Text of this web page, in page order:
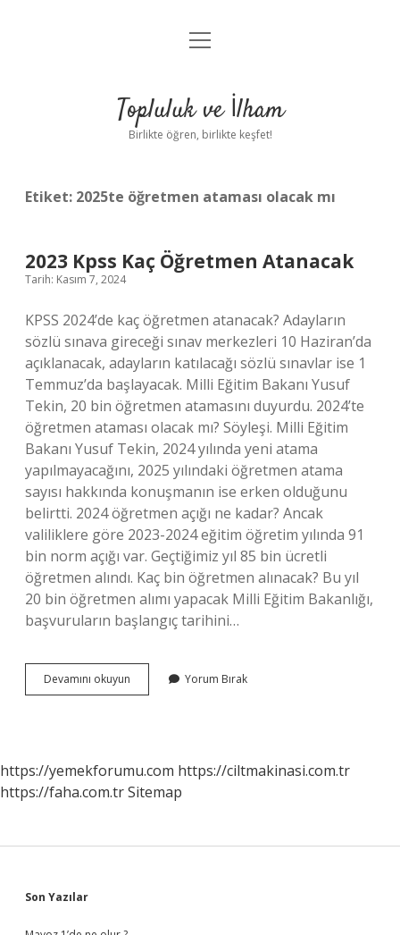
Anasayfa
Yasal Uyarı
menüyü
Topluluk ve İlham
Birlikte öğren, birlikte keşfet!
Etiket: 2025te öğretmen ataması olacak mı
2023 Kpss Kaç Öğretmen Atanacak
Tarih: Kasım 7, 2024
KPSS 2024’de kaç öğretmen atanacak? Adayların
sözlü sınava gireceği sınav merkezleri 10 Haziran’da
açıklanacak, adayların katılacağı sözlü sınavlar ise 1
Temmuz’da başlayacak. Milli Eğitim Bakanı Yusuf
Tekin, 20 bin öğretmen atamasını duyurdu. 2024’te
öğretmen ataması olacak mı? Söyleşi. Milli Eğitim
Bakanı Yusuf Tekin, 2024 yılında yeni atama
yapılmayacağını, 2025 yılındaki öğretmen atama
sayısı hakkında konuşmanın ise erken olduğunu
belirtti. 2024 öğretmen açığı ne kadar? Ancak
valiliklere göre 2023-2024 eğitim öğretim yılında 91
bin norm açığı var. Geçtiğimiz yıl 85 bin ücretli
öğretmen alındı. Kaç bin öğretmen alınacak? Bu yıl
20 bin öğretmen alımı yapacak Milli Eğitim Bakanlığı,
başvuruların başlangıç ​​tarihini…
Devamını okuyun
Kpss
Yorum Bırak
https://yemekforumu.com https://ciltmakinasi.com.tr
https://faha.com.trSitemap
Sidebar
Son Yazılar